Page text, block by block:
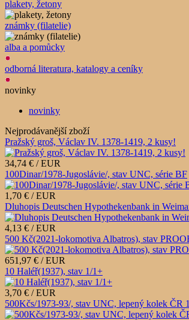
plakety, žetony
známky (filatelie)
alba a pomůcky
odborná literatura, katalogy a ceníky
novinky
novinky
Nejprodávanější zboží
Pražský groš, Václav IV. 1378-1419, 2 kusy!
34,74 € / EUR
100Dinar/1978-Jugoslávie/, stav UNC, série BF
1,70 € / EUR
Dluhopis Deutschen Hypothekenbank in
4,13 € / EUR
500 Kč(2021-lokomotiva Albatros), stav
651,97 € / EUR
10 Haléř(1937), stav 1/1+
3,70 € / EUR
500Kčs/1973-93/, stav UNC, lepený kolek ČR